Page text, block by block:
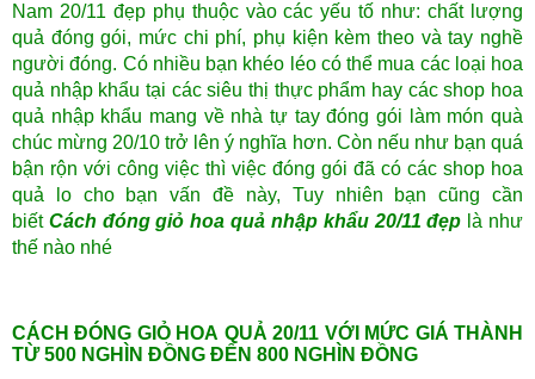
Nam 20/11 đẹp phụ thuộc vào các yếu tố như: chất lượng
quả đóng gói, mức chi phí, phụ kiện kèm theo và tay nghề
người đóng. Có nhiều bạn khéo léo có thể mua các loại hoa
quả nhập khẩu tại các siêu thị thực phẩm hay các shop hoa
quả nhập khẩu mang về nhà tự tay đóng gói làm món quà
chúc mừng 20/10 trở lên ý nghĩa hơn. Còn nếu như bạn quá
bận rộn với công việc thì việc đóng gói đã có các shop hoa
quả lo cho bạn vấn đề này, Tuy nhiên bạn cũng cần
biết Cách đóng giỏ hoa quả nhập khẩu 20/11 đẹp là như
thế nào nhé
CÁCH ĐÓNG GIỎ HOA QUẢ 20/11 VỚI MỨC GIÁ THÀNH
TỪ 500 NGHÌN ĐỒNG ĐẾN 800 NGHÌN ĐỒNG